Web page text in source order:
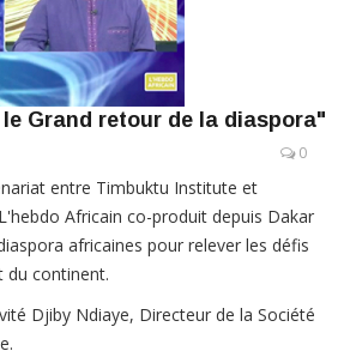
Grand retour de la diaspora"
0
entre Timbuktu Institute et
Africain co-produit depuis Dakar
africaines pour relever les défis
du continent.
Djiby Ndiaye, Directeur de la Société